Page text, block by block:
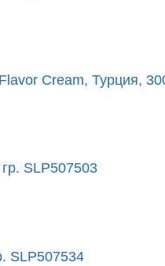
Cream, Турция,
SLP507503
SLP507534